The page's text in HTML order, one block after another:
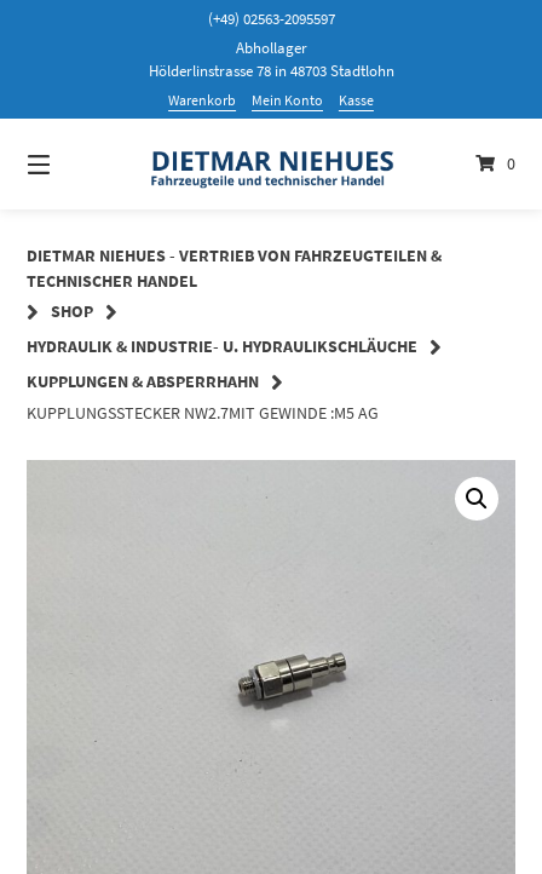
(+49) 02563-2095597
Abhollager
Hölderlinstrasse 78 in 48703 Stadtlohn
Warenkorb Mein Konto Kasse
0
DIETMAR NIEHUES - VERTRIEB VON FAHRZEUGTEILEN &
TECHNISCHER HANDEL
SHOP
HYDRAULIK & INDUSTRIE- U. HYDRAULIKSCHLÄUCHE
KUPPLUNGEN & ABSPERRHAHN
KUPPLUNGSSTECKER NW2.7MIT GEWINDE :M5 AG